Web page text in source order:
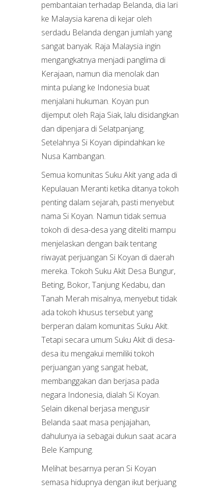
pembantaian terhadap Belanda, dia lari
ke Malaysia karena di kejar oleh
serdadu Belanda dengan jumlah yang
sangat banyak. Raja Malaysia ingin
mengangkatnya menjadi panglima di
Kerajaan, namun dia menolak dan
minta pulang ke Indonesia buat
menjalani hukuman. Koyan pun
dijemput oleh Raja Siak, lalu disidangkan
dan dipenjara di Selatpanjang.
Setelahnya Si Koyan dipindahkan ke
Nusa Kambangan.
Semua komunitas Suku Akit yang ada di
Kepulauan Meranti ketika ditanya tokoh
penting dalam sejarah, pasti menyebut
nama Si Koyan. Namun tidak semua
tokoh di desa-desa yang diteliti mampu
menjelaskan dengan baik tentang
riwayat perjuangan Si Koyan di daerah
mereka. Tokoh Suku Akit Desa Bungur,
Beting, Bokor, Tanjung Kedabu, dan
Tanah Merah misalnya, menyebut tidak
ada tokoh khusus tersebut yang
berperan dalam komunitas Suku Akit.
Tetapi secara umum Suku Akit di desa-
desa itu mengakui memiliki tokoh
perjuangan yang sangat hebat,
membanggakan dan berjasa pada
negara Indonesia, dialah Si Koyan.
Selain dikenal berjasa mengusir
Belanda saat masa penjajahan,
dahulunya ia sebagai dukun saat acara
Bele Kampung.
Melihat besarnya peran Si Koyan
semasa hidupnya dengan ikut berjuang